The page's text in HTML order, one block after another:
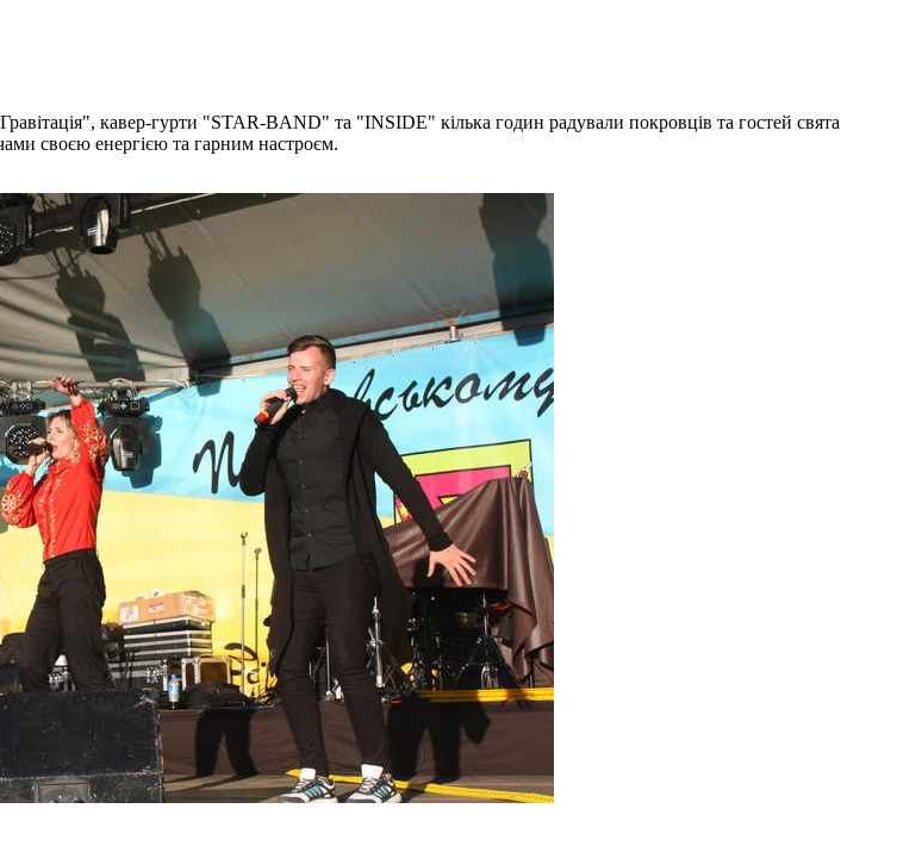
кавер-гурти "STAR-BAND" та "INSIDE" кілька годин радували покровців та гостей свята
своєю енергією та гарним настроєм.